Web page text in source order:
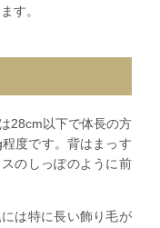
す。
28cm以下で体長の方
度です。背はまっす
のしっぽのように前
は特に長い飾り毛が